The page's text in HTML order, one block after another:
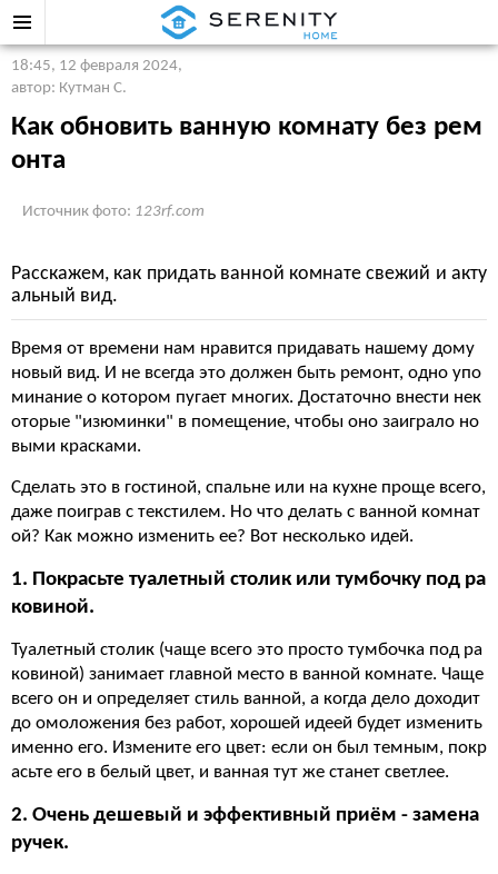
18:45, 12 февраля 2024,
автор: Кутман С.
Как обновить ванную комнату без рем
онта
Источник фото: 123rf.com
Расскажем, как придать ванной комнате свежий и акту
альный вид.
Время от времени нам нравится придавать нашему дому
новый вид. И не всегда это должен быть ремонт, одно упо
минание о котором пугает многих. Достаточно внести нек
оторые "изюминки" в помещение, чтобы оно заиграло но
выми красками.
Сделать это в гостиной, спальне или на кухне проще всего,
даже поиграв с текстилем. Но что делать с ванной комнат
ой? Как можно изменить ее? Вот несколько идей.
1. Покрасьте туалетный столик или тумбочку под ра
ковиной.
Туалетный столик (чаще всего это просто тумбочка под ра
ковиной) занимает главной место в ванной комнате. Чаще
всего он и определяет стиль ванной, а когда дело доходит
до омоложения без работ, хорошей идеей будет изменить
именно его. Измените его цвет: если он был темным, покр
асьте его в белый цвет, и ванная тут же станет светлее.
2. Очень дешевый и эффективный приём - замена
ручек.